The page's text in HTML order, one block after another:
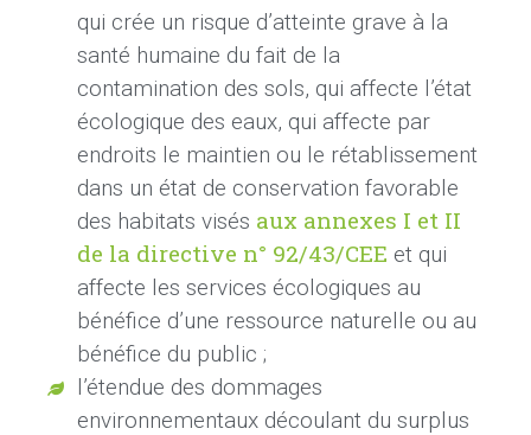
qui crée un risque d’atteinte grave à la
santé humaine du fait de la
contamination des sols, qui affecte l’état
écologique des eaux, qui affecte par
endroits le maintien ou le rétablissement
dans un état de conservation favorable
des habitats visés aux annexes I et II
de la directive n° 92/43/CEE et qui
affecte les services écologiques au
bénéfice d’une ressource naturelle ou au
bénéfice du public ;
l’étendue des dommages
environnementaux découlant du surplus